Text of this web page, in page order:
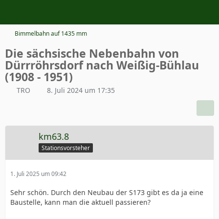
Bimmelbahn auf 1435 mm
Die sächsische Nebenbahn von
Dürrröhrsdorf nach Weißig-Bühlau
(1908 - 1951)
TRO 8. Juli 2024 um 17:35
km63.8
Stationsvorsteher
1. Juli 2025 um 09:42
Sehr schön. Durch den Neubau der S173 gibt es da ja eine
Baustelle, kann man die aktuell passieren?